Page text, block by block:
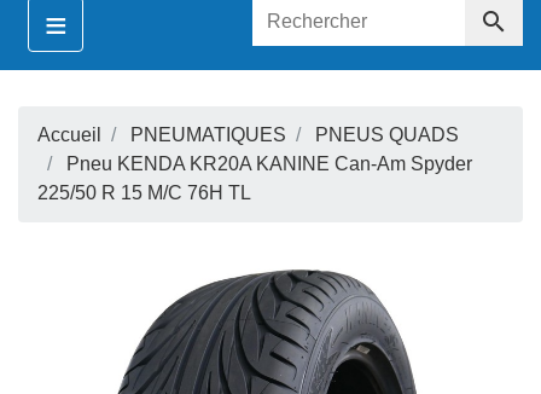
≡ 
Accueil PNEUMATIQUES
PNEUS QUADS
Pneu KENDA KR20A KANINE Can-Am Spyder
225/50 R 15 M/C 76H TL